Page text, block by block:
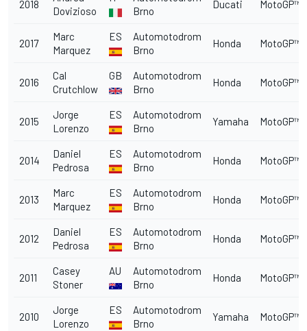
2018
Dovizioso
Brno
Ducati MotoGP™
2017
Marc
Marquez
ES
Automotodrom
Brno
Honda MotoGP™
2016
Cal
Crutchlow
GB
Automotodrom
Brno
Honda MotoGP™
2015
Jorge
Lorenzo
ES
Automotodrom
Brno
Yamaha MotoGP™
2014
Daniel
Pedrosa
ES
Automotodrom
Brno
Honda MotoGP™
2013
Marc
Marquez
ES
Automotodrom
Brno
Honda MotoGP™
2012
Daniel
Pedrosa
ES
Automotodrom
Brno
Honda MotoGP™
2011
Casey
Stoner
AU
Automotodrom
Brno
Honda MotoGP™
2010
Jorge
Lorenzo
ES
Automotodrom
Brno
Yamaha MotoGP™